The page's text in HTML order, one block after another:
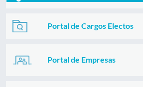
Portal de Cargos Electos
Portal de Empresas